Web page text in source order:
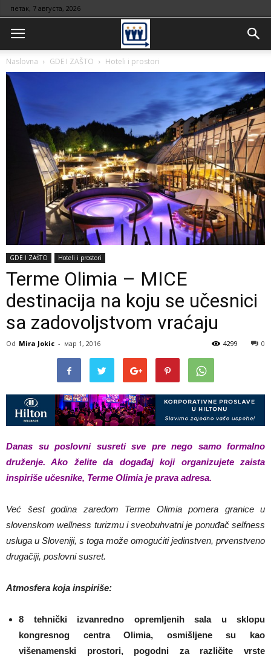
петак, 7 августа, 2026
Naslovna GDE I ZAŠTO Hoteli i prostori
GDE I ZAŠTO Hoteli i prostori
Terme Olimia – MICE
destinacija na koju se učesnici
sa zadovoljstvom vraćaju
Od Mira Jokic - мар 1, 2016 0
4299
Danas su poslovni susreti sve pre nego samo formalno
druženje. Ako želite da događaj koji organizujete zaista
inspiriše učesnike, Terme Olimia je prava adresa.
Već šest godina zaredom Terme Olimia pomera granice u
slovenskom wellness turizmu i sveobuhvatni je ponuđač selfness
usluga u Sloveniji, s toga može omogućiti jedinstven, prvenstveno
drugačiji, poslovni susret.
Atmosfera koja inspiriše:
8 tehnički izvanredno opremljenih sala u sklopu
kongresnog centra Olimia, osmišljene su kao
višenamenski prostori, pogodni za različite vrste